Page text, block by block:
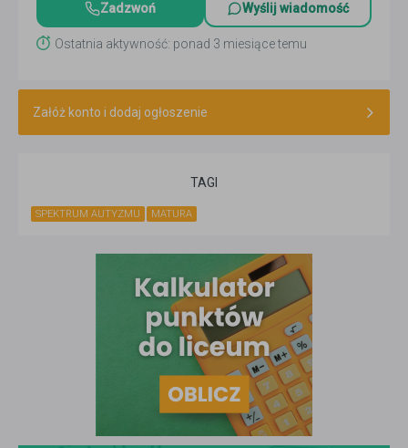
Zadzwoń Wyślij wiadomość
Ostatnia aktywność: ponad 3 miesiące temu
Załóż konto i dodaj ogłoszenie
TAGI
SPEKTRUM AUTYZMU MATURA